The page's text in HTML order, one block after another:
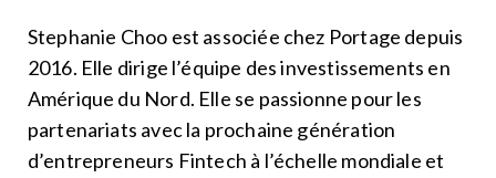
Stephanie Choo est associée chez Portage depuis
2016. Elle dirige l’équipe des investissements en
Amérique du Nord. Elle se passionne pour les
partenariats avec la prochaine génération
d’entrepreneurs Fintech à l’échelle mondiale et